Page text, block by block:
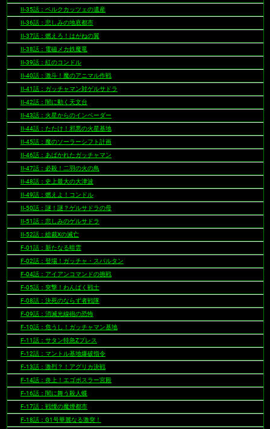
II-35話：ベルクカッツェの遺産
II-36話：悲しみの地底都市
II-37話：燃えろ！はがねの翼
II-38話：電磁メカ鉄魔竜
II-39話：紅のコンドル
II-40話：激斗！魔のアニマル作戦
II-41話：ガッチャマン対ゲルサドラ
II-42話：闇に動く天文台
II-43話：火星からのインベーダー
II-44話：たたけ！邪悪の火星基地
II-45話：魔のソーラーシフト計画
II-46話：あばかれたガッチャマン
II-47話：必殺！二羽の火の鳥
II-48話：史上最大の大津波
II-49話：燃えよ！コンドル
II-50話：謎！謎？ゲルサドラの母
II-51話：悲しみのゲルサドラ
II-52話：総裁Xの滅亡
F-01話：新たなる暗雲
F-02話：登場！ガッチャ・スパルタン
F-04話：アイアンコマンドの挑戦
F-05話：突撃！わんぱく戦士
F-08話：決死のならず者戦隊
F-09話：消滅光線砲の恐怖
F-10話：危うし！ガッチャマン基地
F-11話：サタン特急Zプレス
F-12話：マントル基地爆破指令
F-13話：激烈？！アグリカ決戦
F-14話：炎上！エゴボスラー宮殿
F-16話：闇に舞う殺人蝶
F-17話：戦慄の魔煙都市
F-18話：G1号華麗なる激突！